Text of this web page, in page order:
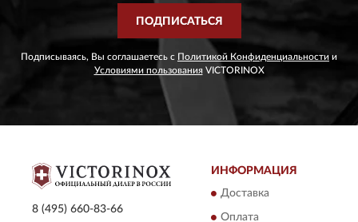
ПОДПИСАТЬСЯ
Подписываясь, Вы соглашаетесь с Политикой Конфиденциальности и
Условиями пользованияVICTORINOX
8 (495) 660-83-66
ИНФОРМАЦИЯ
Доставка
Оплата